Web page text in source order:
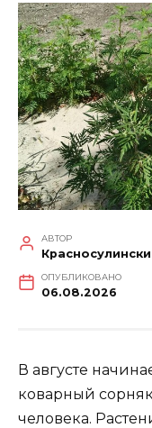
АВТОР
ОПУБЛИКОВАНО
06.08.2026
В августе
коварный
человека.